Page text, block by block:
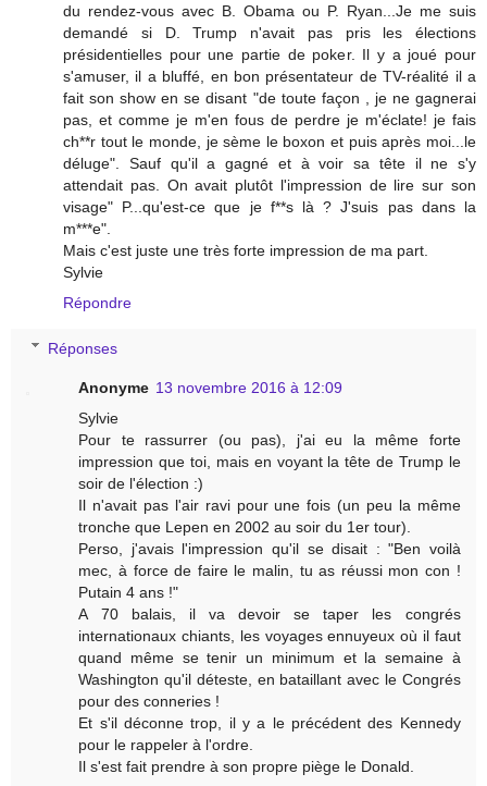
du rendez-vous avec B. Obama ou P. Ryan...Je me suis
demandé si D. Trump n'avait pas pris les élections
présidentielles pour une partie de poker. Il y a joué pour
s'amuser, il a bluffé, en bon présentateur de TV-réalité il a
fait son show en se disant "de toute façon , je ne gagnerai
pas, et comme je m'en fous de perdre je m'éclate! je fais
ch**r tout le monde, je sème le boxon et puis après moi...le
déluge". Sauf qu'il a gagné et à voir sa tête il ne s'y
attendait pas. On avait plutôt l'impression de lire sur son
visage" P...qu'est-ce que je f**s là ? J'suis pas dans la
m***e".
Mais c'est juste une très forte impression de ma part.
Sylvie
Répondre
Réponses
Anonyme 13 novembre 2016 à 12:09
Sylvie
Pour te rassurrer (ou pas), j'ai eu la même forte
impression que toi, mais en voyant la tête de Trump le
soir de l'élection :)
Il n'avait pas l'air ravi pour une fois (un peu la même
tronche que Lepen en 2002 au soir du 1er tour).
Perso, j'avais l'impression qu'il se disait : "Ben voilà
mec, à force de faire le malin, tu as réussi mon con !
Putain 4 ans !"
A 70 balais, il va devoir se taper les congrés
internationaux chiants, les voyages ennuyeux où il faut
quand même se tenir un minimum et la semaine à
Washington qu'il déteste, en bataillant avec le Congrés
pour des conneries !
Et s'il déconne trop, il y a le précédent des Kennedy
pour le rappeler à l'ordre.
Il s'est fait prendre à son propre piège le Donald.